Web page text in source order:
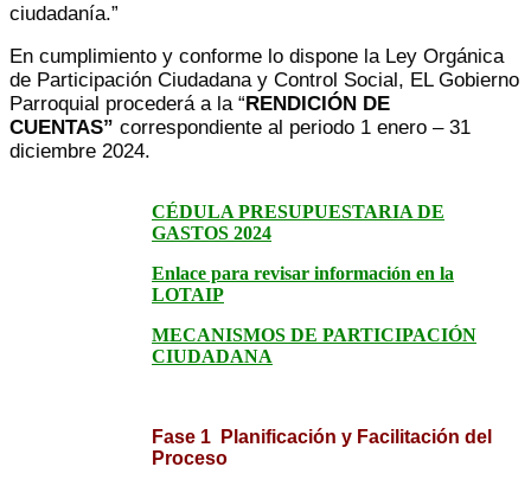
ciudadanía.”
En cumplimiento y conforme lo dispone la Ley Orgánica
de Participación Ciudadana y Control Social, EL Gobierno
Parroquial procederá a la “RENDICIÓN DE
CUENTAS” correspondiente al periodo 1 enero – 31
diciembre 2024.
CÉDULA PRESUPUESTARIA DE
GASTOS 2024
Enlace para revisar información en la
LOTAIP
MECANISMOS DE PARTICIPACIÓN
CIUDADANA
Fase 1 Planificación y Facilitación del
Proceso